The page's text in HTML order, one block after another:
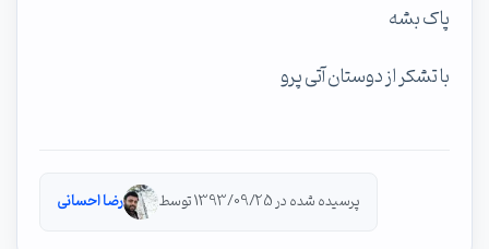
پاک بشه
با تشکر از دوستان آتی پرو
پرسیده شده در 1393/09/25 توسط رضا احسانی